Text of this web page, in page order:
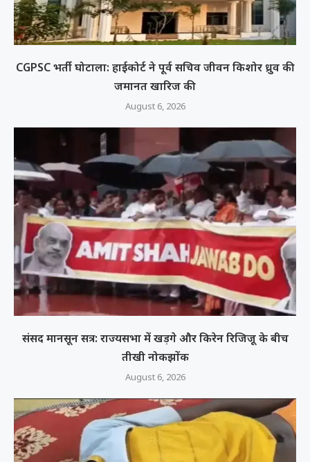
CGPSC भर्ती घोटाला: हाईकोर्ट ने पूर्व सचिव जीवन किशोर ध्रुव की
जमानत खारिज की
August 6, 2026
संसद मानसून सत्र: राज्यसभा में खड़गे और किरेन रिजिजू के बीच
तीखी नोकझोंक
August 6, 2026